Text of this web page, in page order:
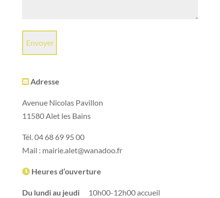
Adresse
Avenue Nicolas Pavillon
11580 Alet les Bains
Tél. 04 68 69 95 00
Mail : mairie.alet@wanadoo.fr
Heures d’ouverture
Du lundi au jeudi10h00-12h00 accueil